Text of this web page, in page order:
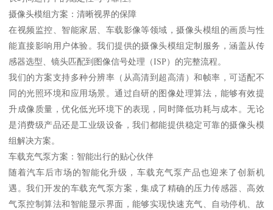
摄像头模组方案：清晰视界的保障
在视频监控、智能家居、车载影像等领域，摄像头模组的画质与性
能直接影响用户体验。我们提供的摄像头模组定制服务，涵盖从传
感器选型、镜头匹配到图像信号处理（ISP）的完整流程。
我们的方案支持多种分辨率（从高清到超高清）和帧率，可适配不
同的光照环境和应用场景。通过自研的图像处理算法，能够有效提
升成像质量，优化低光环境下的表现，同时降低功耗与成本。无论
是消费级产品还是工业级设备，我们都能提供稳定可靠的摄像头模
组解决方案。
车载充气泵方案：智能出行的贴心伙伴
随着汽车后市场的智能化升级，车载充气泵产品也迎来了创新机
遇。我们开发的车载充气泵方案，集成了精确的压力传感器、高效
气泵控制算法和智能显示界面，能够实现快速充气、自动停机、故